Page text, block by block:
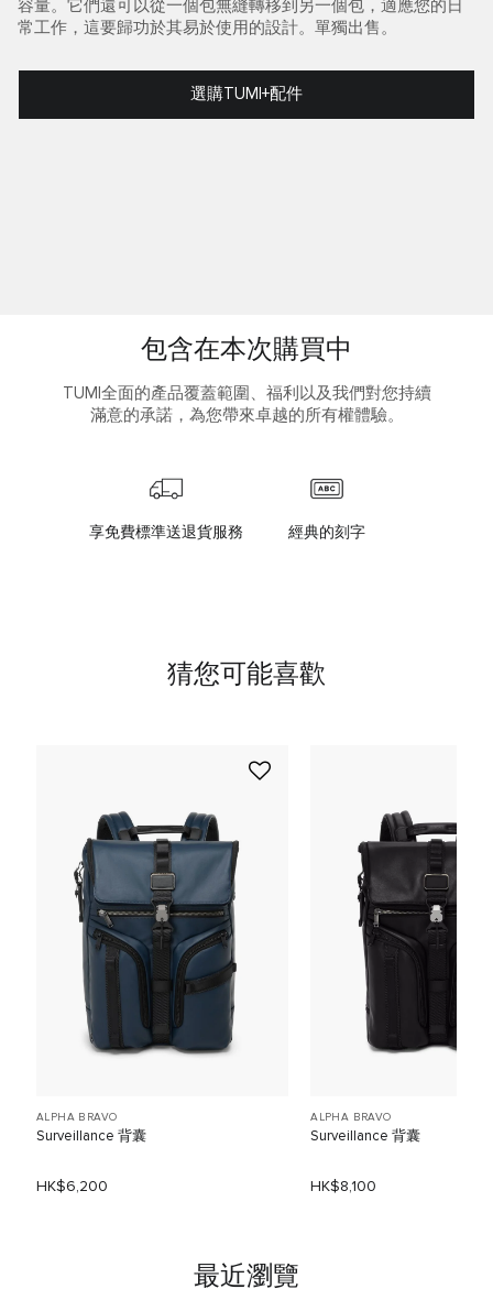
容量。它們還可以從一個包無縫轉移到另一個包，適應您的日
常工作，這要歸功於其易於使用的設計。單獨出售。
選購TUMI+配件
包含在本次購買中
TUMI全面的產品覆蓋範圍、福利以及我們對您持續
滿意的承諾，為您帶來卓越的所有權體驗。
享免費標準送退貨服務 經典的刻字
猜您可能喜歡
ALPHA BRAVO
Surveillance 背囊
HK$6,200
ALPHA BRAVO
Surveillance 背囊
HK$8,100
最近瀏覽